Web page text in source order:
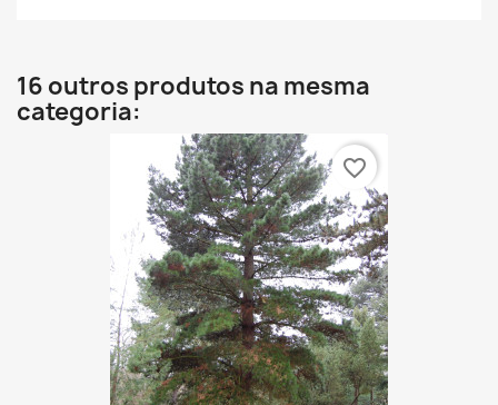
16 outros produtos na mesma
categoria:
favorite_border